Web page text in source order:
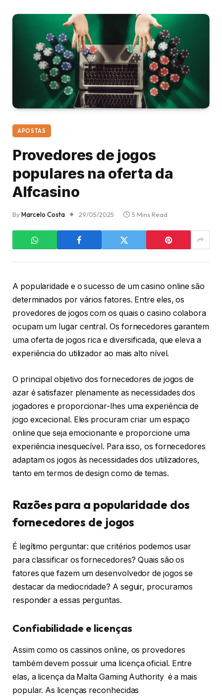
APOSTAS
Provedores de jogos
populares na oferta da
Alfcasino
ByMarcelo Costa 29/05/2025 5 Mins Read
A popularidade e o sucesso de um casino online são
determinados por vários fatores. Entre eles, os
provedores de jogos com os quais o casino colabora
ocupam um lugar central. Os fornecedores garantem
uma oferta de jogos rica e diversificada, que eleva a
experiência do utilizador ao mais alto nível.
O principal objetivo dos fornecedores de jogos de
azar é satisfazer plenamente as necessidades dos
jogadores e proporcionar-lhes uma experiência de
jogo excecional. Eles procuram criar um espaço
online que seja emocionante e proporcione uma
experiência inesquecível. Para isso, os fornecedores
adaptam os jogos às necessidades dos utilizadores,
tanto em termos de design como de temas.
Razões para a popularidade dos
fornecedores de jogos
É legítimo perguntar: que critérios podemos usar
para classificar os fornecedores? Quais são os
fatores que fazem um desenvolvedor de jogos se
destacar da mediocridade? A seguir, procuramos
responder a essas perguntas.
Confiabilidade e licenças
Assim como os cassinos online, os provedores
também devem possuir uma licença oficial. Entre
elas, a licença da Malta Gaming Authority é a mais
popular. As licenças reconhecidas